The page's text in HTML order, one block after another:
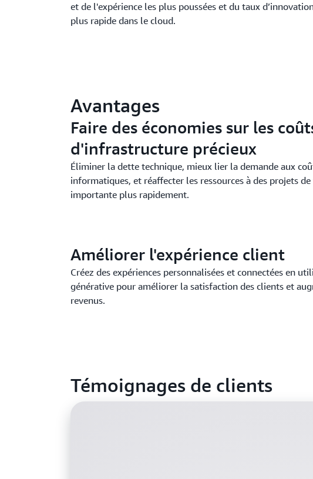
et de l'expérience les plus poussées et du taux
plus rapide dans le cloud.
Avantages
Faire des économies sur les
d'infrastructure précieux
Éliminer la dette technique, mieux lier la demande aux
informatiques, et réaffecter les ressources à des projets
importante plus rapidement.
Améliorer l'expérience client
Créez des expériences personnalisées et connectées en
générative pour améliorer la satisfaction des clients et
revenus.
Témoignages de clients